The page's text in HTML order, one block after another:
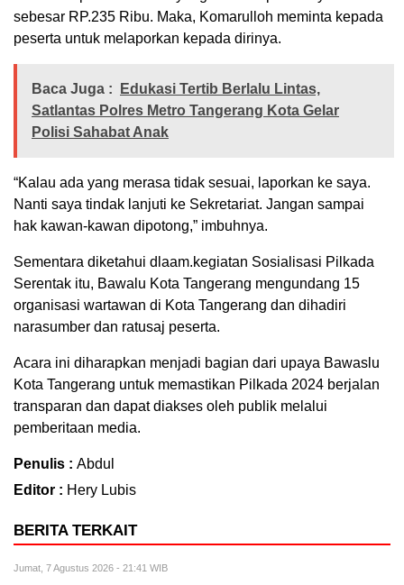
sebesar RP.235 Ribu. Maka, Komarulloh meminta kepada
peserta untuk melaporkan kepada dirinya.
Baca Juga :
Edukasi Tertib Berlalu Lintas,
Satlantas Polres Metro Tangerang Kota Gelar
Polisi Sahabat Anak
“Kalau ada yang merasa tidak sesuai, laporkan ke saya.
Nanti saya tindak lanjuti ke Sekretariat. Jangan sampai
hak kawan-kawan dipotong,” imbuhnya.
Sementara diketahui dlaam.kegiatan Sosialisasi Pilkada
Serentak itu, Bawalu Kota Tangerang mengundang 15
organisasi wartawan di Kota Tangerang dan dihadiri
narasumber dan ratusaj peserta.
Acara ini diharapkan menjadi bagian dari upaya Bawaslu
Kota Tangerang untuk memastikan Pilkada 2024 berjalan
transparan dan dapat diakses oleh publik melalui
pemberitaan media.
Penulis : Abdul
Editor : Hery Lubis
BERITA TERKAIT
Jumat, 7 Agustus 2026 - 21:41 WIB